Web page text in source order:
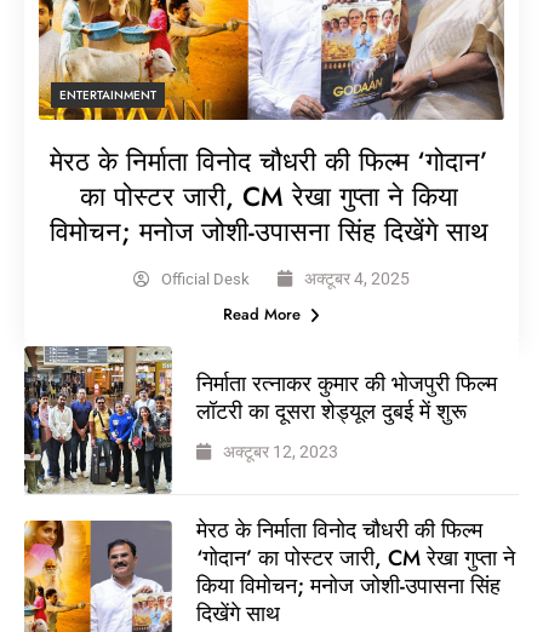
ENTERTAINMENT
मेरठ के निर्माता विनोद चौधरी की फिल्म ‘गोदान’
का पोस्टर जारी, CM रेखा गुप्ता ने किया
विमोचन; मनोज जोशी-उपासना सिंह दिखेंगे साथ
Official Desk अक्टूबर 4, 2025
Read More
निर्माता रत्नाकर कुमार की भोजपुरी फिल्म
लॉटरी का दूसरा शेड्यूल दुबई में शुरू
अक्टूबर 12, 2023
मेरठ के निर्माता विनोद चौधरी की फिल्म
‘गोदान’ का पोस्टर जारी, CM रेखा गुप्ता ने
किया विमोचन; मनोज जोशी-उपासना सिंह
दिखेंगे साथ